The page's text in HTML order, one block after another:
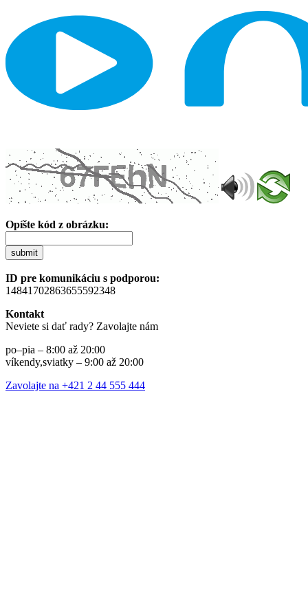
Opíšte kód z obrázku:
submit
ID pre komunikáciu s podporou:
14841702863655592348
Kontakt
Neviete si dať rady? Zavolajte nám
po–pia – 8:00 až 20:00
víkendy,sviatky – 9:00 až 20:00
Zavolajte na +421 2 44 555 444